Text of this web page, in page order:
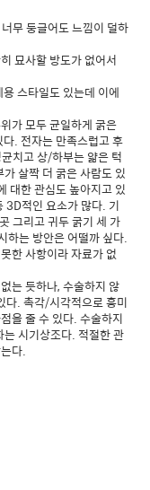
무 둥글어도 느낌이 덜하
묘사할 방도가 없어서
스타일도 있는데 이에
가 모두 균일하게 굵은
. 전자는 만족스럽고 후
치고 상/하부는 얇은 턱
살짝 더 굵은 사람도 있
대한 관심도 높아지고 있
3D적인 요소가 많다. 기
그리고 귀두 굵기 세 가
하는 방안은 어떨까 싶다.
한 사항이라 자료가 없
는 듯하나, 수술하지 않
다. 촉각/시각적으로 흥미
을 줄 수 있다. 수술하지
시기상조다. 적절한 관
다.